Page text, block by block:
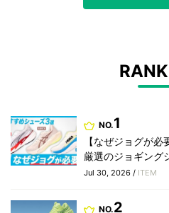
NO.1
【なぜジョグが
厳選のジョギング
Jul 30, 2026 / ITEM
NO.2